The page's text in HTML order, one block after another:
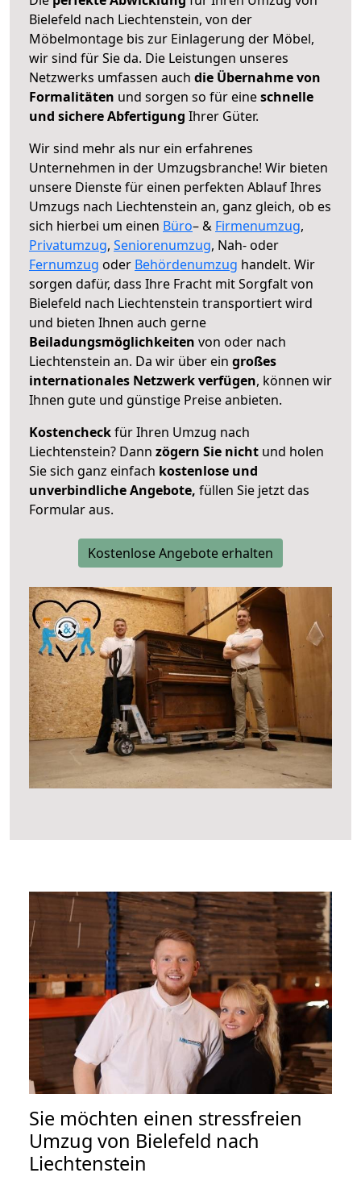
Bielefeld nach Liechtenstein, von der
Möbelmontage bis zur Einlagerung der Möbel,
wir sind für Sie da. Die Leistungen unseres
Netzwerks umfassen auch die Übernahme von
Formalitäten und sorgen so für eineschnelle
und sichere Abfertigung Ihrer Güter.
Wir sind mehr als nur ein erfahrenes
Unternehmen in der Umzugsbranche! Wir bieten
unsere Dienste für einen perfekten Ablauf Ihres
Umzugs nach Liechtenstein an, ganz gleich, ob es
sich hierbei um einen Büro– & Firmenumzug,
Privatumzug, Seniorenumzug, Nah- oder
Fernumzug oder Behördenumzug handelt. Wir
sorgen dafür, dass Ihre Fracht mit Sorgfalt von
Bielefeld nach Liechtenstein transportiert wird
und bieten Ihnen auch gerne
Beiladungsmöglichkeiten von oder nach
Liechtenstein an. Da wir über ein großes
internationales Netzwerk verfügen, können wir
Ihnen gute und günstige Preise anbieten.
Kostencheckfür Ihren Umzug nach
Liechtenstein? Dann zögern Sie nicht und holen
Sie sich ganz einfach kostenlose und
unverbindliche Angebote, füllen Sie jetzt das
Formular aus.
Kostenlose Angebote erhalten
Sie möchten einen stressfreien
Umzug von Bielefeld nach
Liechtenstein